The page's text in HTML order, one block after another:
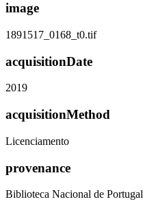
image
1891517_0168_t0.tif
acquisitionDate
2019
acquisitionMethod
Licenciamento
provenance
Biblioteca Nacional de Portugal